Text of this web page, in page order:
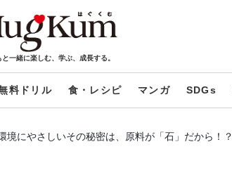
と一緒に楽しむ、学ぶ、成長する。
料ドリル 食・レシピ マンガ SDGs
にやさしいその秘密は、原料が「石」だから！？